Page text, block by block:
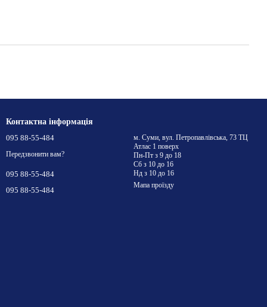
Контактна інформація
095 88-55-484
Передзвонити вам?
095 88-55-484
095 88-55-484
м. Суми, вул. Петропавлівська, 73 ТЦ
Атлас 1 поверх
Пн-Пт з 9 до 18
Сб з 10 до 16
Нд з 10 до 16
Мапа проїзду